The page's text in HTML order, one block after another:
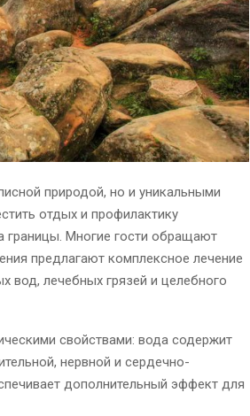
природой, но и уникальными
отдых и профилактику
границы. Многие гости обращают
предлагают комплексное лечение
вод, лечебных грязей и целебного
свойствами: вода содержит
нервной и сердечно-
дополнительный эффект для